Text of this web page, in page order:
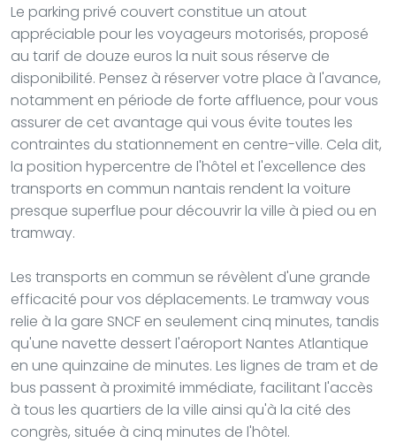
Le parking privé couvert constitue un atout
appréciable pour les voyageurs motorisés, proposé
au tarif de douze euros la nuit sous réserve de
disponibilité. Pensez à réserver votre place à l'avance,
notamment en période de forte affluence, pour vous
assurer de cet avantage qui vous évite toutes les
contraintes du stationnement en centre-ville. Cela dit,
la position hypercentre de l'hôtel et l'excellence des
transports en commun nantais rendent la voiture
presque superflue pour découvrir la ville à pied ou en
tramway.
Les transports en commun se révèlent d'une grande
efficacité pour vos déplacements. Le tramway vous
relie à la gare SNCF en seulement cinq minutes, tandis
qu'une navette dessert l'aéroport Nantes Atlantique
en une quinzaine de minutes. Les lignes de tram et de
bus passent à proximité immédiate, facilitant l'accès
à tous les quartiers de la ville ainsi qu'à la cité des
congrès, située à cinq minutes de l'hôtel.